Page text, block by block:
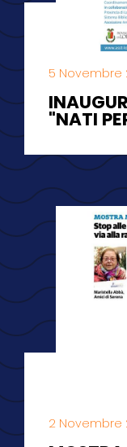
5 Novembre
"NATI
2 Novembre